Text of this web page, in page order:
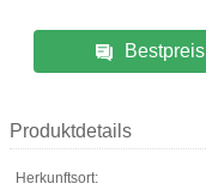
Bestpreis
Produktdetails
Herkunftsort: